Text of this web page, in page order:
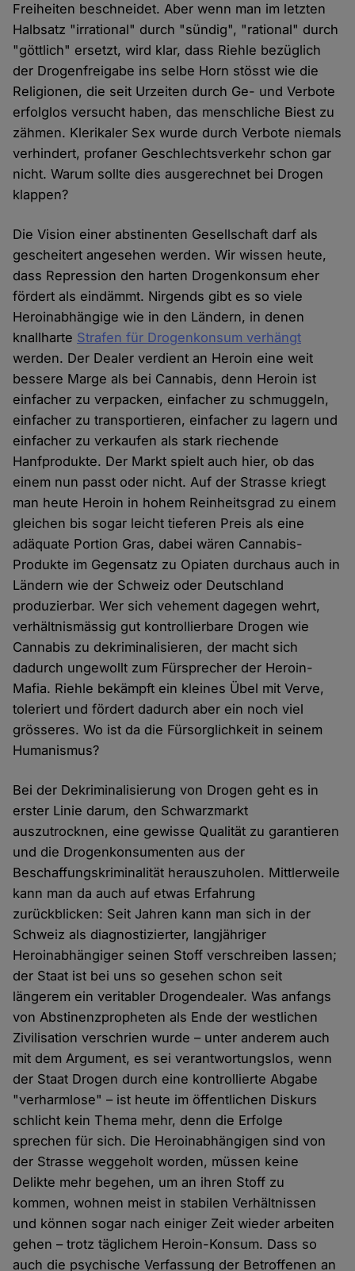
Freiheiten beschneidet. Aber wenn man im letzten
Halbsatz "irrational" durch "sündig", "rational" durch
"göttlich" ersetzt, wird klar, dass Riehle bezüglich
der Drogenfreigabe ins selbe Horn stösst wie die
Religionen, die seit Urzeiten durch Ge- und Verbote
erfolglos versucht haben, das menschliche Biest zu
zähmen. Klerikaler Sex wurde durch Verbote niemals
verhindert, profaner Geschlechtsverkehr schon gar
nicht. Warum sollte dies ausgerechnet bei Drogen
klappen?
Die Vision einer abstinenten Gesellschaft darf als
gescheitert angesehen werden. Wir wissen heute,
dass Repression den harten Drogenkonsum eher
fördert als eindämmt. Nirgends gibt es so viele
Heroinabhängige wie in den Ländern, in denen
knallharte Strafen für Drogenkonsum verhängt
werden. Der Dealer verdient an Heroin eine weit
bessere Marge als bei Cannabis, denn Heroin ist
einfacher zu verpacken, einfacher zu schmuggeln,
einfacher zu transportieren, einfacher zu lagern und
einfacher zu verkaufen als stark riechende
Hanfprodukte. Der Markt spielt auch hier, ob das
einem nun passt oder nicht. Auf der Strasse kriegt
man heute Heroin in hohem Reinheitsgrad zu einem
gleichen bis sogar leicht tieferen Preis als eine
adäquate Portion Gras, dabei wären Cannabis-
Produkte im Gegensatz zu Opiaten durchaus auch in
Ländern wie der Schweiz oder Deutschland
produzierbar. Wer sich vehement dagegen wehrt,
verhältnismässig gut kontrollierbare Drogen wie
Cannabis zu dekriminalisieren, der macht sich
dadurch ungewollt zum Fürsprecher der Heroin-
Mafia. Riehle bekämpft ein kleines Übel mit Verve,
toleriert und fördert dadurch aber ein noch viel
grösseres. Wo ist da die Fürsorglichkeit in seinem
Humanismus?
Bei der Dekriminalisierung von Drogen geht es in
erster Linie darum, den Schwarzmarkt
auszutrocknen, eine gewisse Qualität zu garantieren
und die Drogenkonsumenten aus der
Beschaffungskriminalität herauszuholen. Mittlerweile
kann man da auch auf etwas Erfahrung
zurückblicken: Seit Jahren kann man sich in der
Schweiz als diagnostizierter, langjähriger
Heroinabhängiger seinen Stoff verschreiben lassen;
der Staat ist bei uns so gesehen schon seit
längerem ein veritabler Drogendealer. Was anfangs
von Abstinenzpropheten als Ende der westlichen
Zivilisation verschrien wurde – unter anderem auch
mit dem Argument, es sei verantwortungslos, wenn
der Staat Drogen durch eine kontrollierte Abgabe
"verharmlose" – ist heute im öffentlichen Diskurs
schlicht kein Thema mehr, denn die Erfolge
sprechen für sich. Die Heroinabhängigen sind von
der Strasse weggeholt worden, müssen keine
Delikte mehr begehen, um an ihren Stoff zu
kommen, wohnen meist in stabilen Verhältnissen
und können sogar nach einiger Zeit wieder arbeiten
gehen – trotz täglichem Heroin-Konsum. Dass so
auch die psychische Verfassung der Betroffenen an